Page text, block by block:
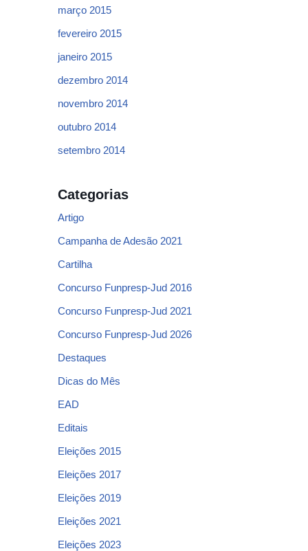
março 2015
fevereiro 2015
janeiro 2015
dezembro 2014
novembro 2014
outubro 2014
setembro 2014
Categorias
Artigo
Campanha de Adesão 2021
Cartilha
Concurso Funpresp-Jud 2016
Concurso Funpresp-Jud 2021
Concurso Funpresp-Jud 2026
Destaques
Dicas do Mês
EAD
Editais
Eleições 2015
Eleições 2017
Eleições 2019
Eleições 2021
Eleições 2023